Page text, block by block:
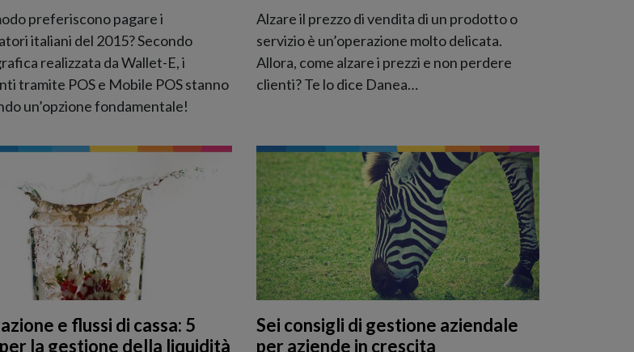
preferiscono pagare i
italiani del 2015? Secondo
realizzata da Wallet-E, i
tramite POS e Mobile POS stanno
un’opzione fondamentale!
Alzare il prezzo di vendita di un prodotto o
servizio è un’operazione molto delicata.
Allora, come alzare i prezzi e non perdere
clienti? Te lo dice Danea…
e flussi di cassa: 5
la gestione della liquidità
Sei consigli di gestione aziendale
per aziende in crescita